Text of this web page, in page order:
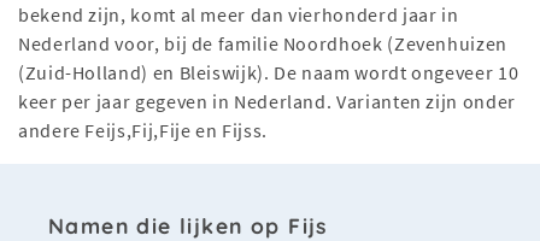
bekend zijn, komt al meer dan vierhonderd jaar in
Nederland voor, bij de familie Noordhoek (Zevenhuizen
(Zuid-Holland) en Bleiswijk). De naam wordt ongeveer 10
keer per jaar gegeven in Nederland. Varianten zijn onder
andere Feijs,Fij,Fije en Fijss.
Namen die lijken op Fijs